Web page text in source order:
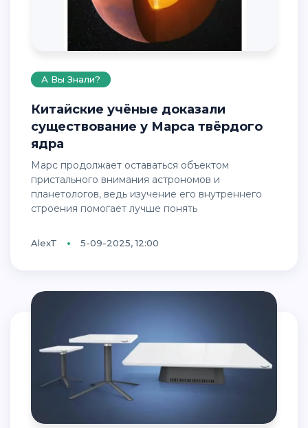
А Вы Знали?
Китайские учёные доказали
существование у Марса твёрдого
ядра
Марс продолжает оставаться объектом
пристального внимания астрономов и
планетологов, ведь изучение его внутреннего
строения помогает лучше понять
AlexT 5-09-2025, 12:00